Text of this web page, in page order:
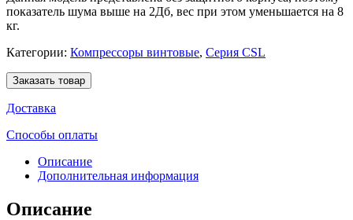
показатель шума выше на 2Дб, вес при этом уменьшается на 8
кг.
Категории: Компрессоры винтовые, Серия CSL
Заказать товар
Доставка
Способы оплаты
Описание
Дополнительная информация
Описание